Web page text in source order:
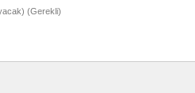
(Gerekli)